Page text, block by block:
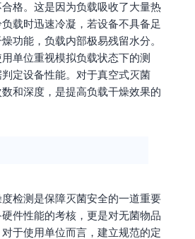
格。这是因为负载吸收了大量热
载时迅速冷凝，若设备不具备足
功能，负载内部极易残留水分。
单位重视模拟负载状态下的测
定设备性能。对于真空式灭菌
和深度，是提高负载干燥效果的
检测是保障灭菌安全的一道重要
件性能的考核，更是对无菌物品
于使用单位而言，建立规范的定